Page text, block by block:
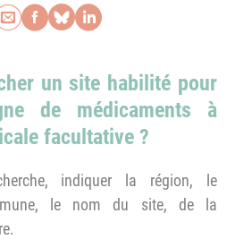
par e-mail
Partager sur
Partager sur
Partager sur
un site habilité pour
de médicaments à
facultative ?
indiquer la région, le
le nom du site, de la